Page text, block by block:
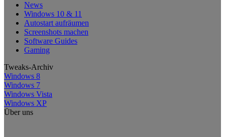
News
Windows 10 & 11
Autostart aufräumen
Screenshots machen
Software Guides
Gaming
Tweaks-Archiv
Windows 8
Windows 7
Windows Vista
Windows XP
Über uns